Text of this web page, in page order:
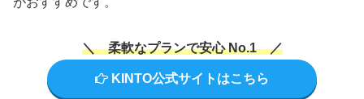
＼ 柔軟なプランで安心 No.1 ／
KINTO公式サイトはこちら